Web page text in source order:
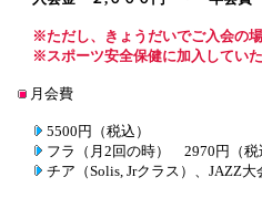
※ただし、きょうだいでご入会の場
※スポーツ安全保健に加入していた
月会費
5500円（税込）
フラ（月2回の時） 2970円（税
チア（Solis, Jrクラス）、JAZZ